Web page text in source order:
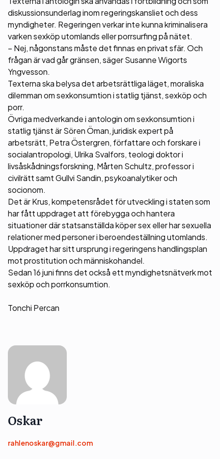
diskussionsunderlag inom regeringskansliet och dess
myndigheter. Regeringen verkar inte kunna kriminalisera
varken sexköp utomlands eller porrsurfing på nätet.
– Nej, någonstans måste det finnas en privat sfär. Och
frågan är vad går gränsen, säger Susanne Wigorts
Yngvesson.
Texterna ska belysa det arbetsrättliga läget, moraliska
dilemman om sexkonsumtion i statlig tjänst, sexköp och
porr.
Övriga medverkande i antologin om sexkonsumtion i
statlig tjänst är Sören Öman, juridisk expert på
arbetsrätt, Petra Östergren, författare och forskare i
socialantropologi, Ulrika Svalfors, teologi doktor i
livsåskådningsforskning, Mårten Schultz, professor i
civilrätt samt Gullvi Sandin, psykoanalytiker och
socionom.
Det är Krus, kompetensrådet för utveckling i staten som
har fått uppdraget att förebygga och hantera
situationer där statsanställda köper sex eller har sexuella
relationer med personer i beroendeställning utomlands.
Uppdraget har sitt ursprung i regeringens handlingsplan
mot prostitution och människohandel.
Sedan 16 juni finns det också ett myndighetsnätverk mot
sexköp och porrkonsumtion.
Tonchi Percan
Oskar
rahlenoskar@gmail.com